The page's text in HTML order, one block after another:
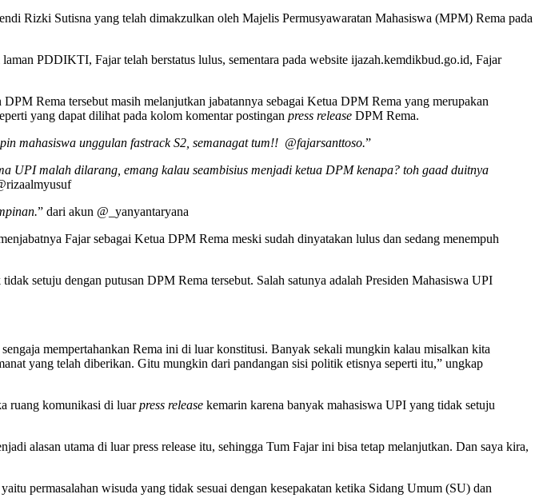
Rizki Sutisna yang telah dimakzulkan oleh Majelis Permusyawaratan Mahasiswa (MPM) Rema pada
PDDIKTI, Fajar telah berstatus lulus, sementara pada website ijazah.kemdikbud.go.id, Fajar
Rema tersebut masih melanjutkan jabatannya sebagai Ketua DPM Rema yang merupakan
yang dapat dilihat pada kolom komentar postingan press release DPM Rema.
mahasiswa unggulan fastrack S2, semanagat tum!! @fajarsanttoso.”
malah dilarang, emang kalau seambisius menjadi ketua DPM kenapa? toh gaad duitnya
” dari akun @_yanyantaryana
Fajar sebagai Ketua DPM Rema meski sudah dinyatakan lulus dan sedang menempuh
setuju dengan putusan DPM Rema tersebut. Salah satunya adalah Presiden Mahasiswa UPI
mempertahankan Rema ini di luar konstitusi. Banyak sekali mungkin kalau misalkan kita
yang telah diberikan. Gitu mungkin dari pandangan sisi politik etisnya seperti itu,” ungkap
ruang komunikasi di luarpress release kemarin karena banyak mahasiswa UPI yang tidak setuju
alasan utama di luar press release itu, sehingga Tum Fajar ini bisa tetap melanjutkan. Dan saya kira,
permasalahan wisuda yang tidak sesuai dengan kesepakatan ketika Sidang Umum (SU) dan